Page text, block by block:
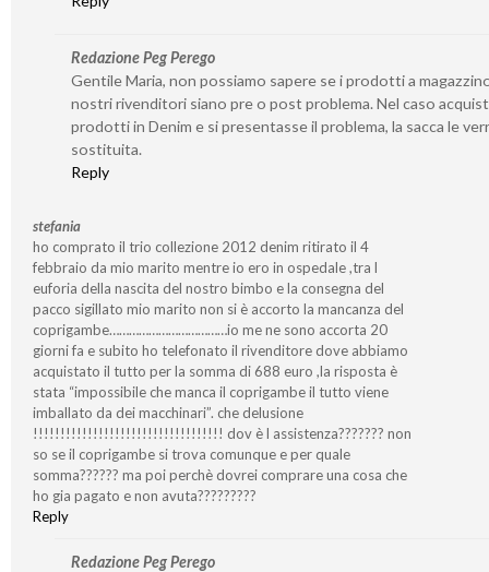
Redazione Peg Perego
Gentile Maria, non possiamo sapere se i prodotti a
nostri rivenditori siano pre o post problema. Nel caso
prodotti in Denim e si presentasse il problema, la sacca le
sostituita.
Reply
stefania
ho comprato il trio collezione 2012 denim ritirato il 4
febbraio da mio marito mentre io ero in ospedale ,tra l
euforia della nascita del nostro bimbo e la consegna del
pacco sigillato mio marito non si è accorto la mancanza del
coprigambe………………………………io me ne sono accorta 20
giorni fa e subito ho telefonato il rivenditore dove abbiamo
acquistato il tutto per la somma di 688 euro ,la risposta è
stata “impossibile che manca il coprigambe il tutto viene
imballato da dei macchinari”. che delusione
!!!!!!!!!!!!!!!!!!!!!!!!!!!!!!!!!!! dov è l assistenza??????? non
so se il coprigambe si trova comunque e per quale
somma?????? ma poi perchè dovrei comprare una cosa che
ho gia pagato e non avuta?????????
Reply
Redazione Peg Perego